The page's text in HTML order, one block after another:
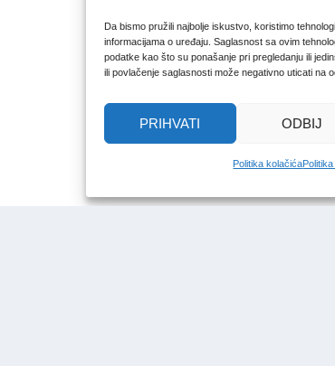
Da bismo pružili najbolje iskustvo, koristimo
informacijama o uređaju. Saglasnost sa ovim
podatke kao što su ponašanje pri pregledanju ili
ili povlačenje saglasnosti može negativno uticati na
PRIHVATI ODBIJ
Politika kolačića